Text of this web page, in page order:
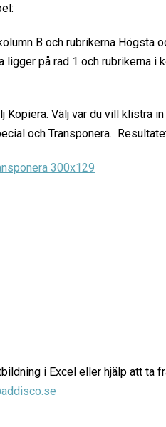
B och rubrikerna Högsta
ligger på rad 1 och rubrikerna i
Kopiera. Välj var du vill klistra
och Transponera.
i Excel eller hjälp att ta